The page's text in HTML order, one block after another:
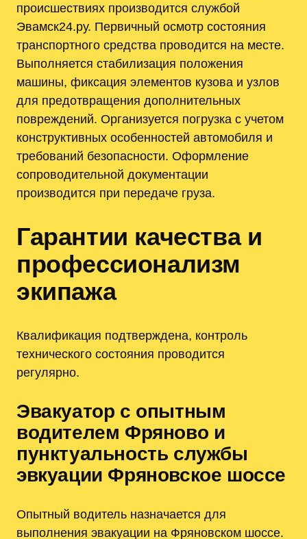
происшествиях производится службой
Эвамск24.ру. Первичный осмотр состояния
транспортного средства проводится на месте.
Выполняется стабилизация положения
машины, фиксация элементов кузова и узлов
для предотвращения дополнительных
повреждений. Организуется погрузка с учетом
конструктивных особенностей автомобиля и
требований безопасности. Оформление
сопроводительной документации
производится при передаче груза.
Гарантии качества и
профессионализм
экипажа
Квалификация подтверждена, контроль
технического состояния проводится
регулярно.
Эвакуатор с опытным
водителем Фряново и
пунктуальность службы
эвкуации Фряновское шоссе
Опытный водитель назначается для
выполнения эвакуации на Фряновском шоссе.